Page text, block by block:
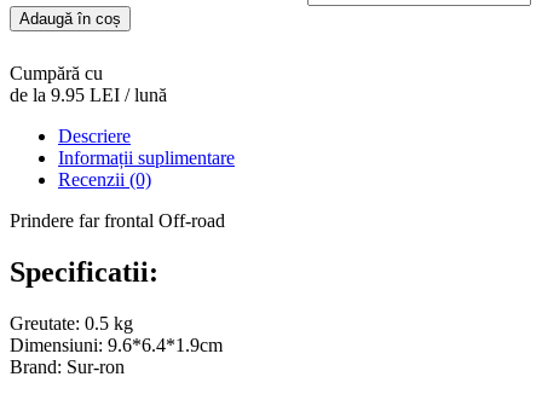
Adaugă în coș
Cumpără cu
de la 9.95 LEI / lună
Descriere
Informații suplimentare
Recenzii (0)
Prindere far frontal Off-road
Specificatii:
Greutate: 0.5 kg
Dimensiuni: 9.6*6.4*1.9cm
Brand: Sur-ron